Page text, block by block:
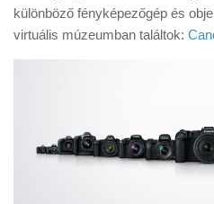
E-BB
különböző fényképezőgép és
virtuális múzeumban találtok: